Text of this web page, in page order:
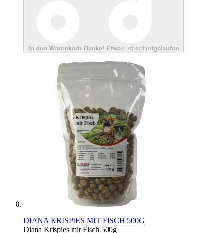
In den Warenkorb Danke! Etwas ist schiefgelaufen
DIANA KRISPIES MIT FISCH 500G
Diana Krispies mit Fisch 500g